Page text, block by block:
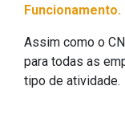
Funcionamento.
Assim como o
para todas as
tipo de atividade.